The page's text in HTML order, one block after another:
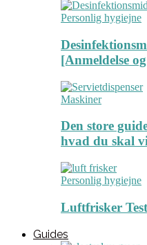
Personlig hygiejne
[Anmeldelse
Maskiner
Den store
hvad du skal
Personlig hygiejne
Luftfrisker
Guides